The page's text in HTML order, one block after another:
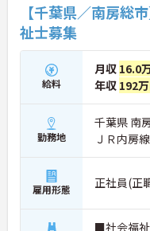
【千葉県／南房総
祉士募集
給料
月収 16.0
年収 192
勤務地
千葉県 南
ＪＲ内房
雇用形態 正社員(正
■社会福